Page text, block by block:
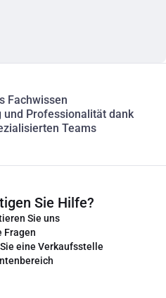
Fachwissen
und Professionalität dank
Teams
Sie Hilfe?
Sie uns
Fragen
eine Verkaufsstelle